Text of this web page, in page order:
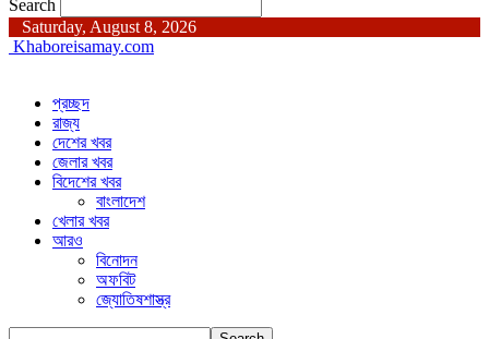
Search
Saturday, August 8, 2026
Khaboreisamay.com
প্রচ্ছদ
রাজ্য
দেশের খবর
জেলার খবর
বিদেশের খবর
বাংলাদেশ
খেলার খবর
আরও
বিনোদন
অফবিট
জ্যোতিষশাস্ত্র